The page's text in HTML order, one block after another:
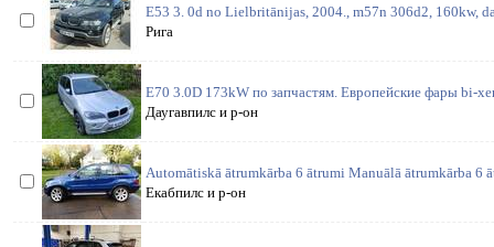
E53 3. 0d no Lielbritānijas, 2004., m57n 306d2, 160kw,
Рига
E70 3.0D 173kW по запчастям. Европейские фары bi-
Даугавпилс и р-он
Automātiskā ātrumkārba 6 ātrumi Manuālā ātrumkārba 6
Екабпилс и р-он